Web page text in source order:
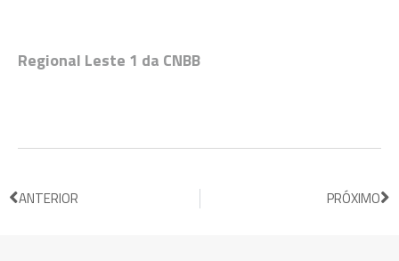
Regional Leste 1 da CNBB
ANTERIOR PRÓXIMO